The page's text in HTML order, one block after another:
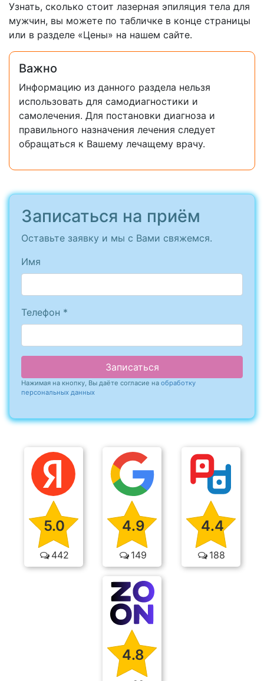
Узнать, сколько стоит лазерная эпиляция тела для
мужчин, вы можете по табличке в конце страницы
или в разделе «Цены» на нашем сайте.
Важно
Информацию из данного раздела нельзя
использовать для самодиагностики и
самолечения. Для постановки диагноза и
правильного назначения лечения следует
обращаться к Вашему лечащему врачу.
Записаться на приём
Оставьте заявку и мы с Вами свяжемся.
Имя
Телефон *
Записаться
Нажимая на кнопку, Вы даёте согласие на обработку
персональных данных
5.0
442
4.9
149
4.4
188
4.8